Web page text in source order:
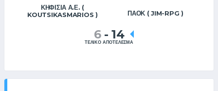
ΚΗΦΙΣΙΑ Α.Ε. (
KOUTSIKASMARIOS )
ΠΑΟΚ ( JIM-RPG )
6 - 14
ΤΕΛΙΚΟ ΑΠΟΤΕΛΕΣΜΑ